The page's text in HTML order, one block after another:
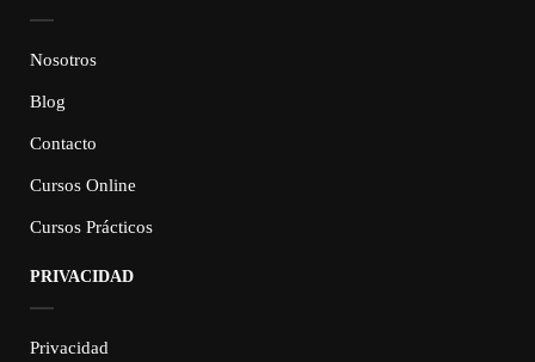
Nosotros
Blog
Contacto
Cursos Online
Cursos Prácticos
PRIVACIDAD
Privacidad